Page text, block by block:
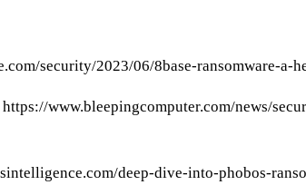
security/2023/06/8base-ransomware-a-
www.bleepingcomputer.com/news/
deep-dive-into-phobos-